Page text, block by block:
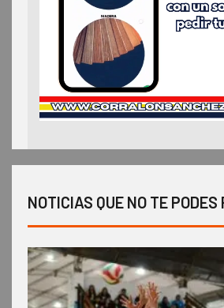
NOTICIAS QUE NO TE PODES